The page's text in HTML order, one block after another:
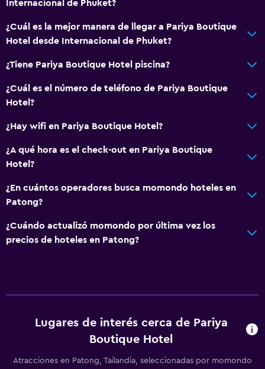
Internacional de Phuket?
¿Cuál es la mejor manera de llegar a Pariya Boutique
Hotel desde Internacional de Phuket?
¿Tiene Pariya Boutique Hotel piscina?
¿Cuál es el número de teléfono de Pariya Boutique
Hotel?
¿Hay wifi en Pariya Boutique Hotel?
¿A qué hora es el check-out en Pariya Boutique
Hotel?
¿En cuántos operadores busca momondo hoteles en
Patong?
¿Cuándo actualizó momondo por última vez los
precios de hoteles en Patong?
Lugares de interés cerca de Pariya
Boutique Hotel
Atracciones en Patong, Tailandia, seleccionadas por momondo